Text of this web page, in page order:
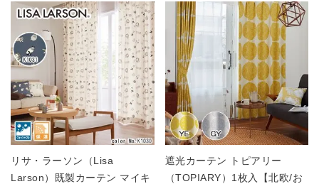
リサ・ラーソン（Lisa
Larson）既製カーテン マイキ
遮光カーテン トピアリー
（TOPIARY）1枚入【北欧/お